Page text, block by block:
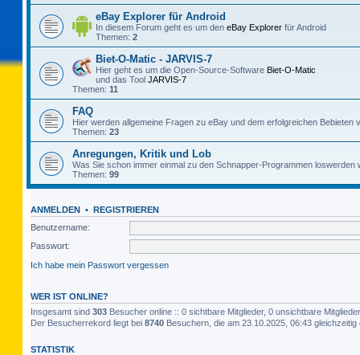
eBay Explorer für Android
In diesem Forum geht es um den eBay Explorer für Android
Themen: 2
Biet-O-Matic - JARVIS-7
Hier geht es um die Open-Source-Software Biet-O-Matic
und das Tool JARVIS-7
Themen: 11
FAQ
Hier werden allgemeine Fragen zu eBay und dem erfolgreichen Bebieten
Themen: 23
Anregungen, Kritik und Lob
Was Sie schon immer einmal zu den Schnapper-Programmen loswerden
Themen: 99
ANMELDEN • REGISTRIEREN
Benutzername:
Passwort:
Ich habe mein Passwort vergessen
WER IST ONLINE?
Insgesamt sind 303 Besucher online :: 0 sichtbare Mitglieder, 0 unsichtbare
Der Besucherrekord liegt bei 8740 Besuchern, die am 23.10.2025, 06:43 gleichzeitig
STATISTIK